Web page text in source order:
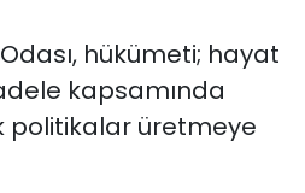
Odası, hükümeti; hayat
kapsamında
politikalar üretmeye